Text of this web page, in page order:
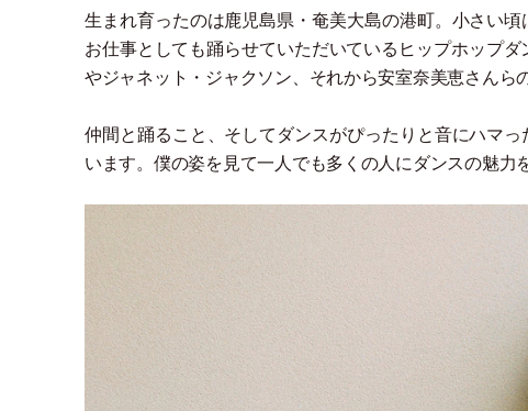
生まれ育ったのは鹿児島県 ・奄美大島の港町。小さい頃
お仕事としても踊らせていただいているヒップホップ
やジャネット ・ ジャクソン、それから安室奈美恵さんら
仲間と踊ること、そしてダンスがぴったりと音にハマ
います。僕の姿を見て一人でも多くの人にダンスの魅力